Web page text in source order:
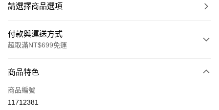
請選擇商品選項
付款與運送方式
超取滿NT$699免運
信用卡一次付款
超商取貨付款
商品特色
商品編號
11712381